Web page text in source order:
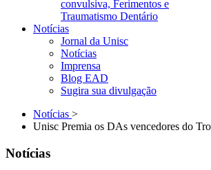
convulsiva, Ferimentos e
Traumatismo Dentário
Notícias
Jornal da Unisc
Notícias
Imprensa
Blog EAD
Sugira sua divulgação
Notícias >
Unisc Premia os DAs vencedores do
Notícias